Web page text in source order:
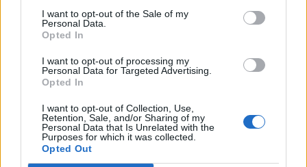
I want to opt-out of the Sale of my
Personal Data.
Opted In
I want to opt-out of processing my
Personal Data for Targeted Advertising.
Opted In
I want to opt-out of Collection, Use,
Retention, Sale, and/or Sharing of my
Personal Data that Is Unrelated with the
Purposes for which it was collected.
Opted Out